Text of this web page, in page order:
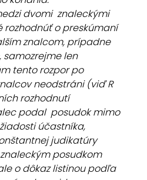
dvomi  znaleckými
rozhodnúť o preskúmaní
znalcom, prípadne
samozrejme len
tento rozpor po
neodstráni (viď R
rozhodnutí
podal  posudok mimo
účastníka,
judikatúry
posudkom
ale o dôkaz listinou podľa